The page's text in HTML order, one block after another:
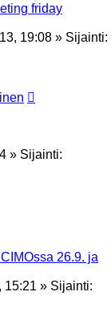
friday
19:08 » Sijainti:
» Sijainti:
26.9. ja
15:21 » Sijainti: